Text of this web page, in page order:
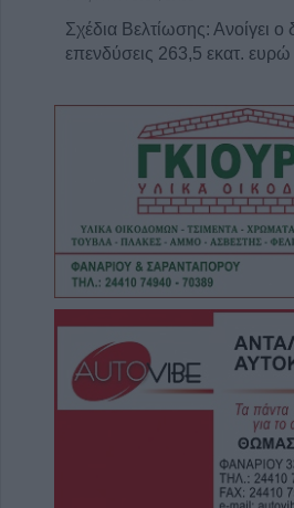
Σχέδια Βελτίωσης: Ανοίγει ο
επενδύσεις 263,5 εκατ. ευρώ
Καταβλήθηκαν 33,58 εκατ.
δικαιούχους για την αγορά
7 Αυγούστου 2026, 19:35
Η Αγγλική Ποδοσφαιρική
καταργεί τα τσιμεντένια
απ’ τον αγωνιστικό χώρο
ποδοσφαιριστή
7 Αυγούστου 2026, 19:30
Το Σάββατο 8 Αυγούστου η
Μάχης Νίκου
7 Αυγούστου 2026, 19:18
Κύπελλο Ελλάδας: Το
του 2ου προκριματικού
του Μακεδονικού το